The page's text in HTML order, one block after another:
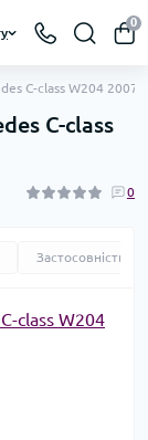
0
C-class W204 2007-
C-class
0
Застосовність